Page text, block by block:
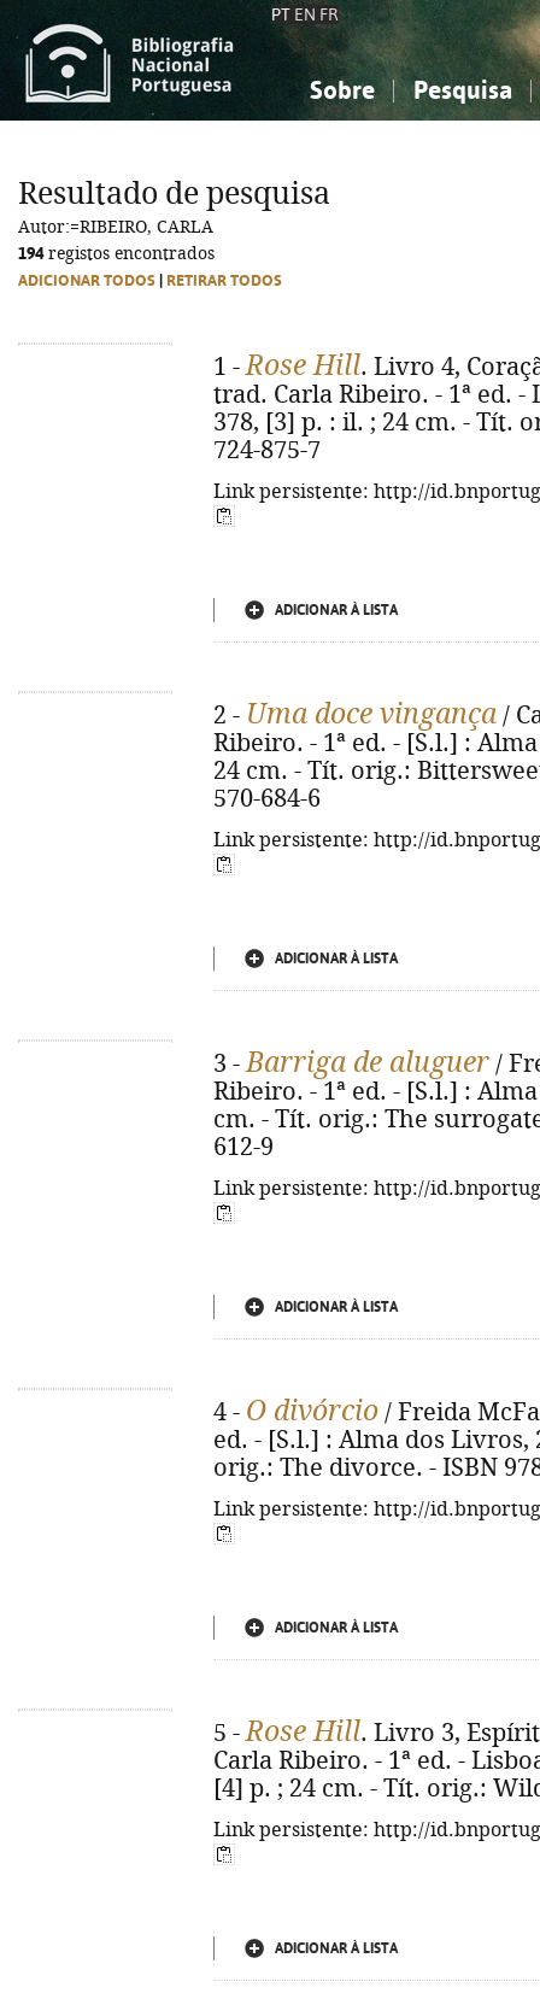
PT EN FR
Sobre Pesquisa
Ciências sociais...
Ciências sociais...
Resultado de pesquisa
Autor:=RIBEIRO, CARLA
194registos encontrados
ADICIONAR TODOS RETIRAR TODOS
1 -Rose Hill. Livro 4,
trad. Carla Ribeiro. - 1ª ed. -
378, [3] p. : il. ; 24 cm. - Tít.
724-875-7
Link persistente: http://
ADICIONAR À LISTA
2 - Uma doce vingança /
Ribeiro. - 1ª ed. - [S.l.] :
24 cm. - Tít. orig.:
570-684-6
Link persistente: http://
ADICIONAR À LISTA
3 -Barriga de aluguer /
Ribeiro. - 1ª ed. - [S.l.] :
cm. - Tít. orig.: The
612-9
Link persistente: http://
ADICIONAR À LISTA
4 - O divórcio / Freida
ed. - [S.l.] : Alma dos Livros,
orig.: The divorce. - ISBN
Link persistente: http://
ADICIONAR À LISTA
5 -Rose Hill. Livro 3,
Carla Ribeiro. - 1ª ed. -
[4] p. ; 24 cm. - Tít. orig.:
Link persistente: http://
ADICIONAR À LISTA